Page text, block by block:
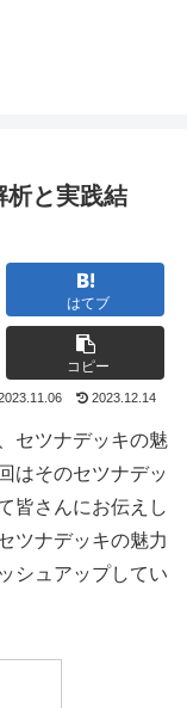
析と実践結
はてブ
コピー
2023.12.14
セツナデッキの魅
はそのセツナデッ
皆さんにお伝えし
ツナデッキの魅力
シュアップしてい